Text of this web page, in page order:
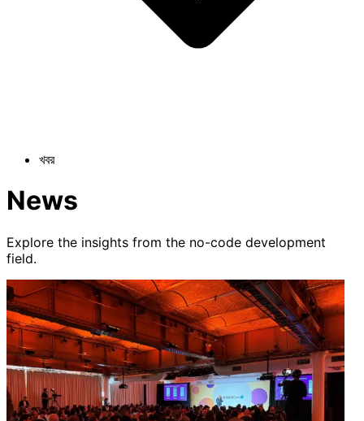
খবর
News
Explore the insights from the no-code development
field.